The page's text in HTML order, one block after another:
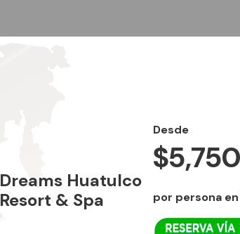
Dreams Huatulco
Resort & Spa
Desde
$5,750
por persona